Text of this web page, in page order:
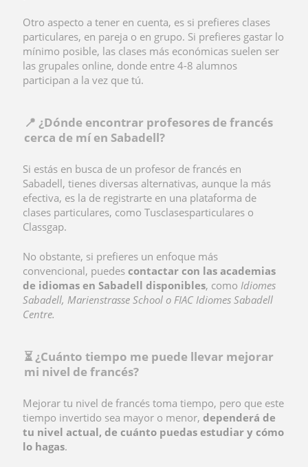
Otro aspecto a tener en cuenta, es si prefieres clases
particulares, en pareja o en grupo. Si prefieres gastar lo
mínimo posible, las clases más económicas suelen ser
las grupales online, donde entre 4-8 alumnos
participan a la vez que tú.
📍​ ¿Dónde encontrar profesores de francés
cerca de mí en Sabadell?
Si estás en busca de un profesor de francés en
Sabadell, tienes diversas alternativas, aunque la más
efectiva, es la de registrarte en una plataforma de
clases particulares, como Tusclasesparticulares o
Classgap.
No obstante, si prefieres un enfoque más
convencional, puedes contactar con las academias
de idiomas en Sabadell disponibles, como Idiomes
Sabadell, Marienstrasse School o FIAC Idiomes Sabadell
Centre.
⏳ ¿Cuánto tiempo me puede llevar mejorar
mi nivel de francés?
Mejorar tu nivel de francés toma tiempo, pero que este
tiempo invertido sea mayor o menor, dependerá de
tu nivel actual, de cuánto puedas estudiar y cómo
lo hagas.